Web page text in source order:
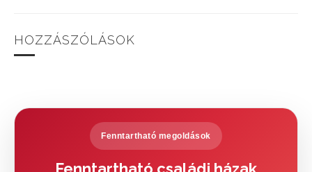
HOZZÁSZÓLÁSOK
Fenntartható megoldások
Fenntartható családi házak